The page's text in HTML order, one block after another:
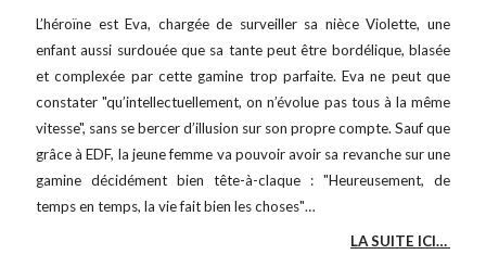
L’héroïne est Eva, chargée de surveiller sa nièce Violette, une
enfant aussi surdouée que sa tante peut être bordélique, blasée
et complexée par cette gamine trop parfaite. Eva ne peut que
constater "qu’intellectuellement, on n’évolue pas tous à la même
vitesse", sans se bercer d’illusion sur son propre compte. Sauf que
grâce à EDF, la jeune femme va pouvoir avoir sa revanche sur une
gamine décidément bien tête-à-claque : "Heureusement, de
temps en temps, la vie fait bien les choses"…
LA SUITE ICI…